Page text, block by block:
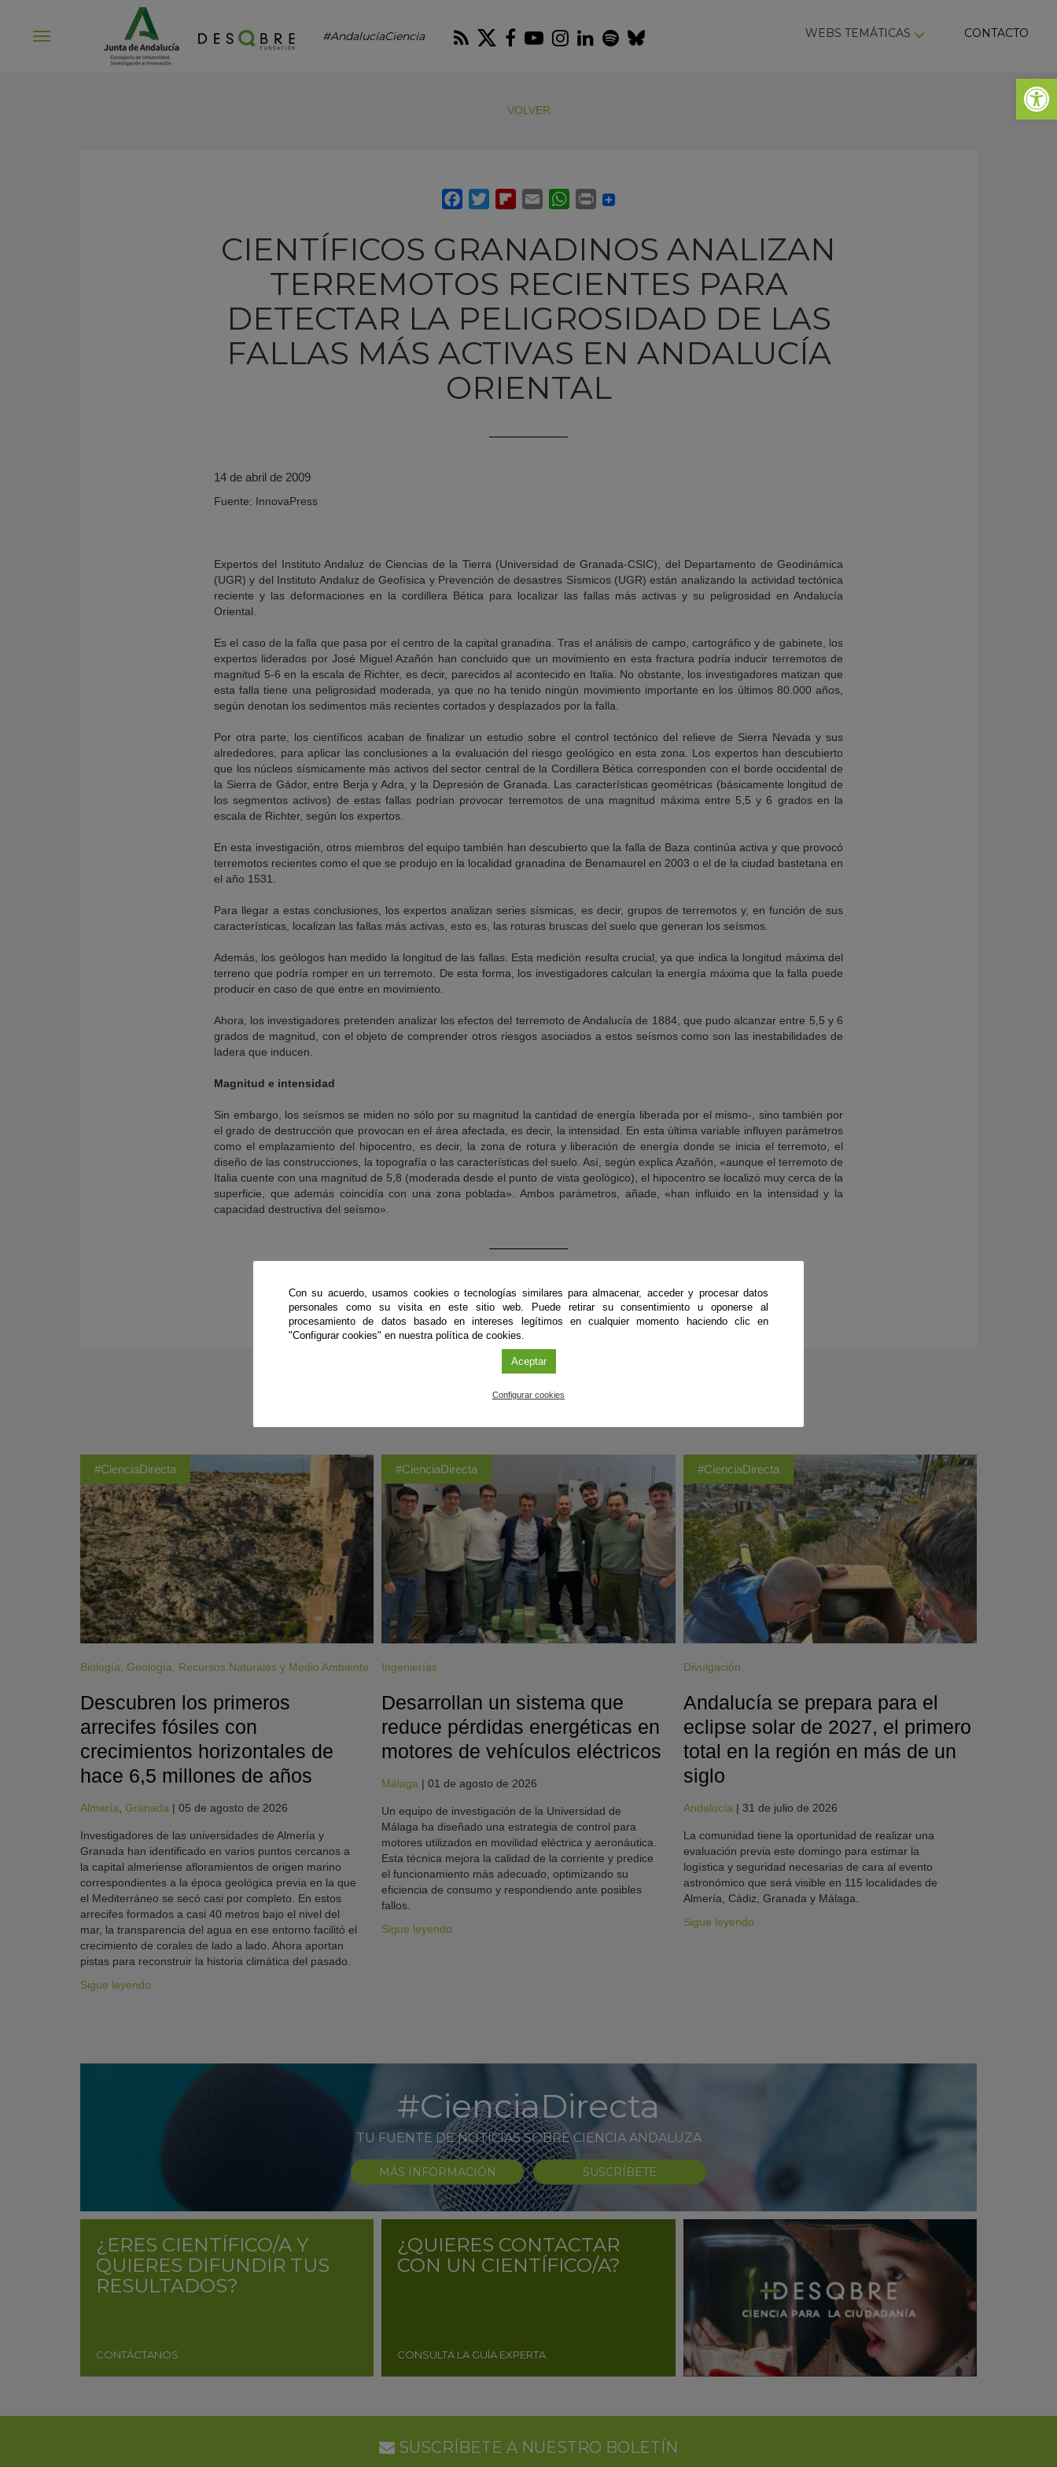
Abrir
#AndalucíaCiencia RSS Twitter
Facebook
Youtube
Instagram
LinkedIn
Spotify
Bluesky WEBS TEMÁTICAS CONTACTO
VOLVER
CIENTÍFICOS GRANADINOS ANALIZAN
TERREMOTOS RECIENTES PARA
DETECTAR LA PELIGROSIDAD DE LAS
FALLAS MÁS ACTIVAS EN ANDALUCÍA
ORIENTAL
14 de abril de 2009
Fuente: InnovaPress
Expertos del Instituto Andaluz de Ciencias de la Tierra (Universidad de Granada-CSIC), del Departamento de Geodinámica
(UGR) y del Instituto Andaluz de Geofísica y Prevención de desastres Sísmicos (UGR) están analizando la actividad tectónica
reciente y las deformaciones en la cordillera Bética para localizar las fallas más activas y su peligrosidad en Andalucía
Oriental.
Es el caso de la falla que pasa por el centro de la capital granadina. Tras el análisis de campo, cartográfico y de gabinete, los
expertos liderados por José Miguel Azañón han concluido que un movimiento en esta fractura podría inducir terremotos de
magnitud 5-6 en la escala de Richter, es decir, parecidos al acontecido en Italia. No obstante, los investigadores matizan que
esta falla tiene una peligrosidad moderada, ya que no ha tenido ningún movimiento importante en los últimos 80.000 años,
según denotan los sedimentos más recientes cortados y desplazados por la falla.
Por otra parte, los científicos acaban de finalizar un estudio sobre el control tectónico del relieve de Sierra Nevada y sus
alrededores, para aplicar las conclusiones a la evaluación del riesgo geológico en esta zona. Los expertos han descubierto
que los núcleos sísmicamente más activos del sector central de la Cordillera Bética corresponden con el borde occidental de
la Sierra de Gádor, entre Berja y Adra, y la Depresión de Granada. Las características geométricas (básicamente longitud de
los segmentos activos) de estas fallas podrían provocar terremotos de una magnitud máxima entre 5,5 y 6 grados en la
escala de Richter, según los expertos.
En esta investigación, otros miembros del equipo también han descubierto que la falla de Baza continúa activa y que provocó
terremotos recientes como el que se produjo en la localidad granadina de Benamaurel en 2003 o el de la ciudad bastetana en
el año 1531.
Para llegar a estas conclusiones, los expertos analizan series sísmicas, es decir, grupos de terremotos y, en función de sus
características, localizan las fallas más activas, esto es, las roturas bruscas del suelo que generan los seísmos.
Además, los geólogos han medido la longitud de las fallas. Esta medición resulta crucial, ya que indica la longitud máxima del
terreno que podría romper en un terremoto. De esta forma, los investigadores calculan la energía máxima que la falla puede
producir en caso de que entre en movimiento.
Ahora, los investigadores pretenden analizar los efectos del terremoto de Andalucía de 1884, que pudo alcanzar entre 5,5 y 6
grados de magnitud, con el objeto de comprender otros riesgos asociados a estos seísmos como son las inestabilidades de
ladera que inducen.
Magnitud e intensidad
Sin embargo, los seísmos se miden no sólo por su magnitud la cantidad de energía liberada por el mismo-, sino también por
el grado de destrucción que provocan en el área afectada, es decir, la intensidad. En esta última variable influyen parámetros
como el emplazamiento del hipocentro, es decir, la zona de rotura y liberación de energía donde se inicia el terremoto, el
diseño de las construcciones, la topografía o las características del suelo. Así, según explica Azañón, «aunque el terremoto de
Italia cuente con una magnitud de 5,8 (moderada desde el punto de vista geológico), el hipocentro se localizó muy cerca de la
superficie, que además coincidía con una zona poblada». Ambos parámetros, añade, «han influido en la intensidad y la
capacidad destructiva del seísmo».
ÚLTIMAS PUBLICACIONES
#CienciaDirecta
Biología Geología Recursos Naturales y Medio Ambiente
Descubren los primeros
arrecifes fósiles con
crecimientos horizontales de
hace 6,5 millones de años
Almería Granada | 05 de agosto de 2026
Investigadores de las universidades de Almería y
Granada han identificado en varios puntos cercanos a
la capital almeriense afloramientos de origen marino
correspondientes a la época geológica previa en la que
el Mediterráneo se secó casi por completo. En estos
arrecifes formados a casi 40 metros bajo el nivel del
mar, la transparencia del agua en ese entorno facilitó el
crecimiento de corales de lado a lado. Ahora aportan
pistas para reconstruir la historia climática del pasado.
Sigue leyendo
#CienciaDirecta
Ingenierías
Desarrollan un sistema que
reduce pérdidas energéticas en
motores de vehículos eléctricos
Málaga |01 de agosto de 2026
Un equipo de investigación de la Universidad de
Málaga ha diseñado una estrategia de control para
motores utilizados en movilidad eléctrica y aeronáutica.
Esta técnica mejora la calidad de la corriente y predice
el funcionamiento más adecuado, optimizando su
eficiencia de consumo y respondiendo ante posibles
fallos.
Sigue leyendo
#CienciaDirecta
Divulgación
Andalucía se prepara para el
eclipse solar de 2027, el primero
total en la región en más de un
siglo
Andalucía | 31 de julio de 2026
La comunidad tiene la oportunidad de realizar una
evaluación previa este domingo para estimar la
logística y seguridad necesarias de cara al evento
astronómico que será visible en 115 localidades de
Almería, Cádiz, Granada y Málaga.
Sigue leyendo
#CienciaDirecta
TU FUENTE DE NOTICIAS SOBRE CIENCIA ANDALUZA
MÁS INFORMACIÓN SUSCRÍBETE
¿ERES CIENTÍFICO/A Y
QUIERES DIFUNDIR TUS
RESULTADOS?
CONTÁCTANOS
¿QUIERES CONTACTAR
CON UN CIENTÍFICO/A?
CONSULTA LA GUÍA EXPERTA
SUSCRÍBETE A NUESTRO BOLETÍN
Con su acuerdo, usamos cookies o tecnologías similares para almacenar, acceder y procesar datos
personales como su visita en este sitio web. Puede retirar su consentimiento u oponerse al
procesamiento de datos basado en intereses legítimos en cualquier momento haciendo clic en
"Configurar cookies" en nuestra política de cookies.
Aceptar
Configurar cookies